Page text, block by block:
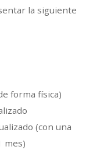
la siguiente
forma física)
(con una
mes)